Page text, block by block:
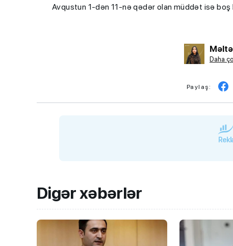
Avqustun 1-dən 11-nə qədər olan müddət isə boş
Daha
Paylaş:
Digər xəbərlər